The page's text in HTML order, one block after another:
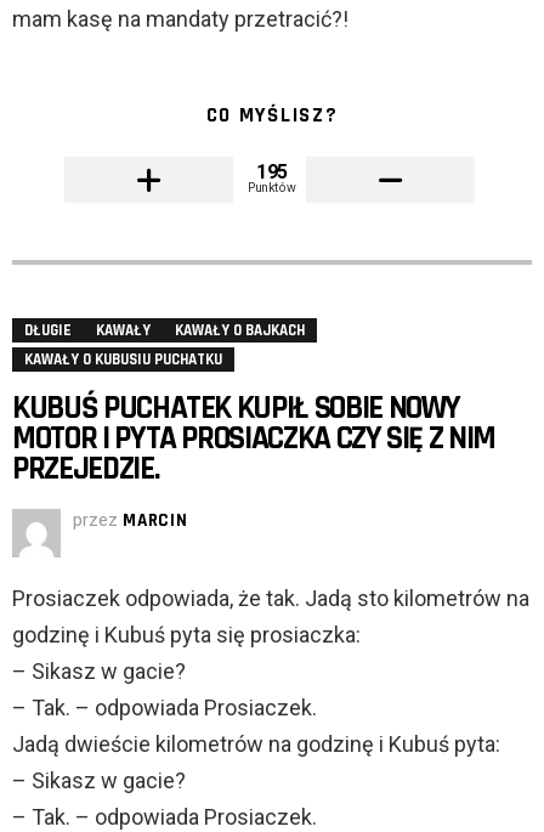
mam kasę na mandaty przetracić?!
CO MYŚLISZ?
195
Punktów
DŁUGIE KAWAŁY
KAWAŁY O BAJKACH
KAWAŁY O KUBUSIU PUCHATKU
KUBUŚ PUCHATEK KUPIŁ SOBIE NOWY
MOTOR I PYTA PROSIACZKA CZY SIĘ Z NIM
PRZEJEDZIE.
przez MARCIN
Prosiaczek odpowiada, że tak. Jadą sto kilometrów na
godzinę i Kubuś pyta się prosiaczka:
– Sikasz w gacie?
– Tak. – odpowiada Prosiaczek.
Jadą dwieście kilometrów na godzinę i Kubuś pyta:
– Sikasz w gacie?
– Tak. – odpowiada Prosiaczek.